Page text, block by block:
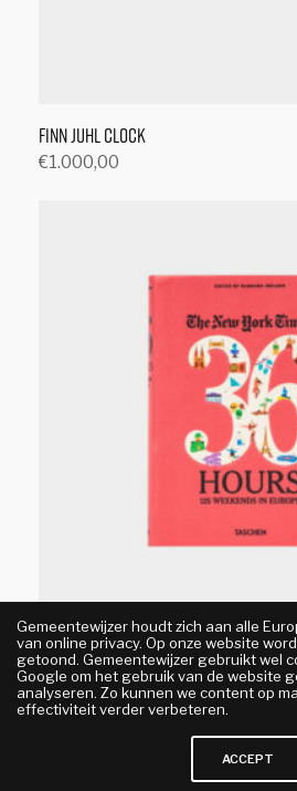
Finn Juhl Clock
€1.000,00
Mara Marble + Brass Utility
€50,00
Toevoegen aan winkelwagen
Disclaimer
Gemeentewijzer houdt zich aan alle
van online privacy. Op onze website
getoond. Gemeentewijzer gebruikt wel
Google om het gebruik van de website
analyseren. Zo kunnen we content op
effectiviteit verder verbeteren.
ACCEPT